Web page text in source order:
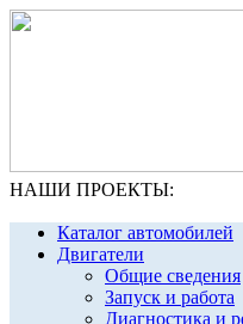
НАШИ ПРОЕКТЫ:
Каталог автомобилей
Двигатели
Общие сведения
Запуск и работа
Диагностика и